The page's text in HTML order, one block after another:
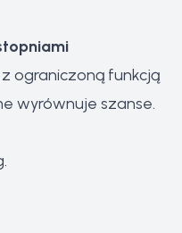
ograniczoną funkcją
wyrównuje szanse.
.